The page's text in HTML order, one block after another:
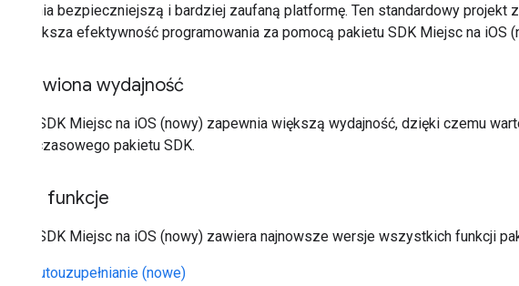
zapewnia bezpieczniejszą i bardziej zaufaną platformę. Ten standardowy projekt
co zwiększa efektywność programowania za pomocą pakietu SDK Miejsc na iOS
Poprawiona wydajność
Pakiet SDK Miejsc na iOS (nowy) zapewnia większą wydajność, dzięki czemu
dotychczasowego pakietu SDK.
Nowe funkcje
Pakiet SDK Miejsc na iOS (nowy) zawiera najnowsze wersje wszystkich funkcji
Autouzupełnianie (nowe)